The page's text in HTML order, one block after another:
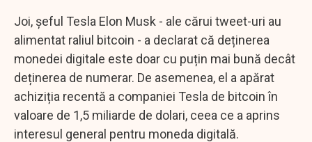
Joi, șeful Tesla Elon Musk - ale cărui tweet-uri au
alimentat raliul bitcoin - a declarat că deținerea
monedei digitale este doar cu puțin mai bună decât
deținerea de numerar. De asemenea, el a apărat
achiziția recentă a companiei Tesla de bitcoin în
valoare de 1,5 miliarde de dolari, ceea ce a aprins
interesul general pentru moneda digitală.